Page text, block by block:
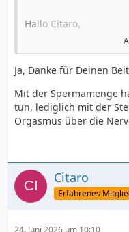
Hallo Citaro,
die Spermamenge
beim Kommen spritzt
noch nicht in
gehört).
Sensibilitätsverlust am
Ich habe mich damit
Ja, Danke für Deinen
Mit der Spermamenge
tun, lediglich mit der
Orgasmus über die
Citaro
Erfahrenes
24. Juni 2026 um 10:10